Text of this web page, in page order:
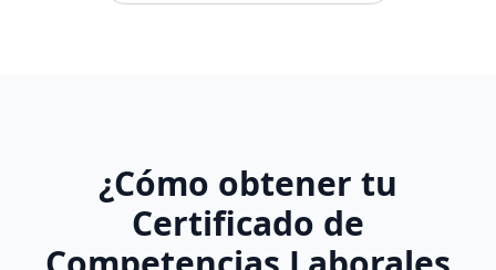
¿Cómo obtener tu
Certificado de